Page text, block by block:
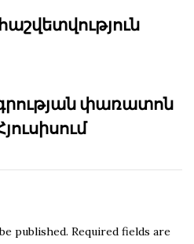
փառատոն
published. Required fields are